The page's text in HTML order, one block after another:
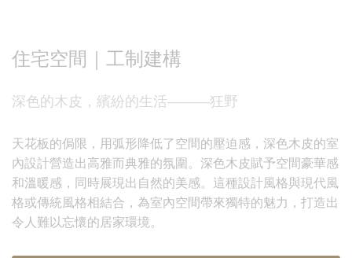
住宅空間｜工制建構
深色的木皮，繽紛的生活———狂野
天花板的侷限，用弧形降低了空間的壓迫感，深色木皮的室
內設計營造出高雅而典雅的氛圍。深色木皮賦予空間豪華感
和溫暖感，同時展現出自然的美感。這種設計風格與現代風
格或傳統風格相結合，為室內空間帶來獨特的魅力，打造出
令人難以忘懷的居家環境。